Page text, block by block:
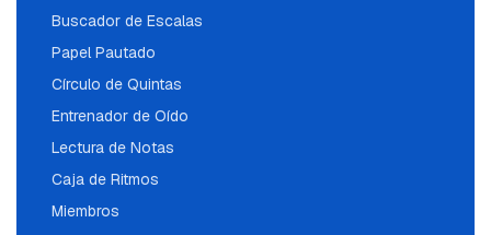
Buscador de Escalas
Papel Pautado
Círculo de Quintas
Entrenador de Oído
Lectura de Notas
Caja de Ritmos
Miembros